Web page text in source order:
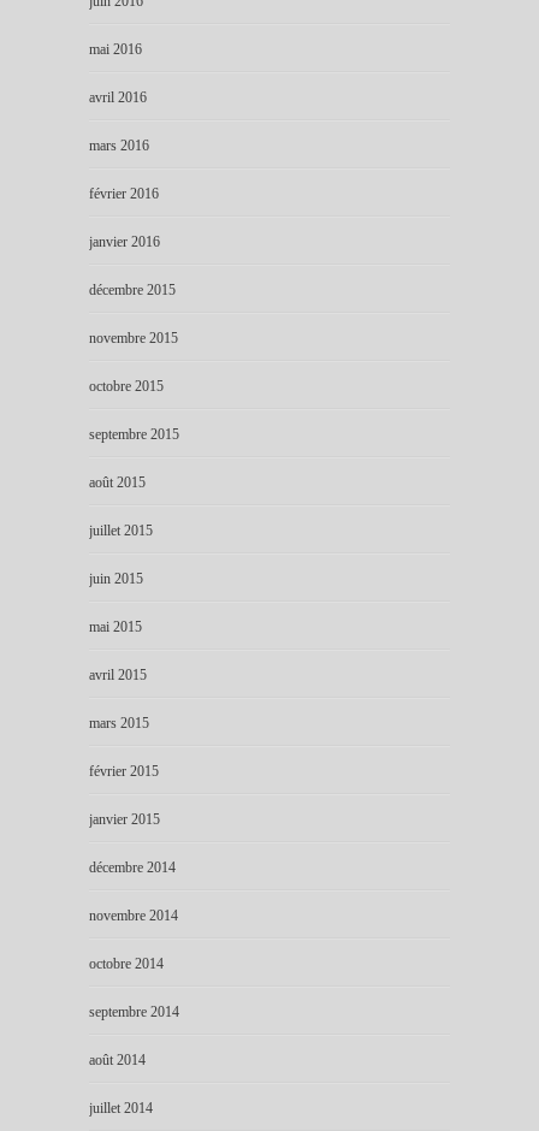
mai 2016
avril 2016
mars 2016
février 2016
janvier 2016
décembre 2015
novembre 2015
octobre 2015
septembre 2015
août 2015
juillet 2015
juin 2015
mai 2015
avril 2015
mars 2015
février 2015
janvier 2015
décembre 2014
novembre 2014
octobre 2014
septembre 2014
août 2014
juillet 2014